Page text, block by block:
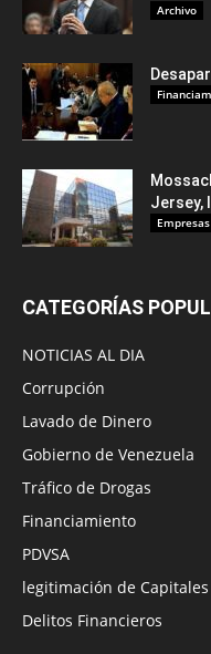
Archivo
Jersey,
CATEGORÍAS
NOTICIAS AL DIA
Corrupción
Lavado de Dinero
Gobierno de Venezuela
Tráfico de Drogas
Financiamiento
PDVSA
legitimación de Capitales
Delitos Financieros